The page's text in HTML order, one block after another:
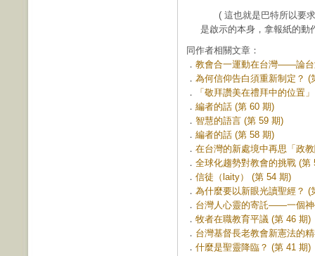
( 這也就是巴特所以要求
是啟示的本身，拿報紙的動
同作者相關文章：
． 教會合一運動在台灣——論台
． 為何信仰告白須重新制定？ (
．
「敬拜讚美在禮拜中的位置
． 編者的話 (第 60 期)
． 智慧的語言 (第 59 期)
． 編者的話 (第 58 期)
． 在台灣的新處境中再思「政
． 全球化趨勢對教會的挑戰 (第
． 信徒（laity） (第 54 期)
． 為什麼要以新眼光讀聖經？ (
． 台灣人心靈的寄託——一個神
． 牧者在職教育平議 (第 46 期)
． 台灣基督長老教會新憲法的
． 什麼是聖靈降臨？ (第 41 期)